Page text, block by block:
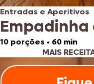
Entradas e Aperitivos
10 porções • 60 min
MAIS